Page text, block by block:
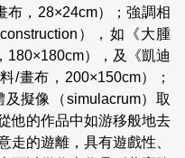
布，28×24cm）；強調相
），如《大腫
180×180cm），及《凱迪
/畫布，200×150cm）；
擬像（simulacrum）取
他的作品中如游移般地去
走的遊離，具有遊戲性、